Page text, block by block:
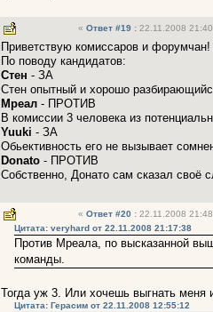
« Ответ #19 : 22.11.2008
Приветствую комиссаров и
По поводу кандидатов:
Стен - ЗА
Стен опытный и хорошо
Мреал - ПРОТИВ
В комиссии 3 человека из
Yuuki - ЗА
Обьективность его не вызывает
Donato - ПРОТИВ
Собственно, Донато сам сказал своё
« Ответ #20 : 22.11.2008
Цитата: veryhard от 22.11.2008 21:17:38
Против Мреала, по высказанной
команды.
Тогда уж 3. Или хочешь выгнать меня
Цитата: Герасим от 22.11.2008 12:55:12